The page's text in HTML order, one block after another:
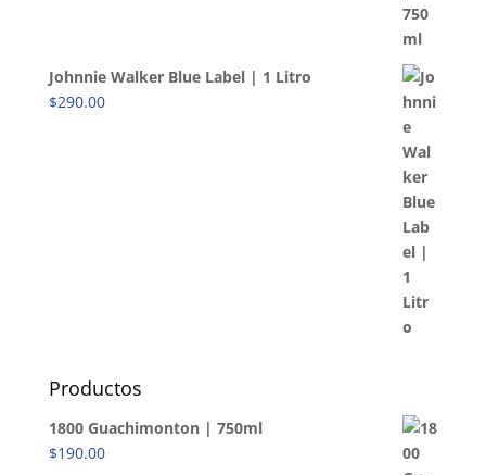
Johnnie Walker Blue Label | 1 Litro
$290.00
Productos
1800 Guachimonton | 750ml
$190.00